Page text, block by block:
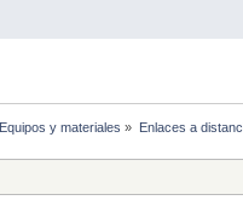
Equipos y materiales » Enlaces a